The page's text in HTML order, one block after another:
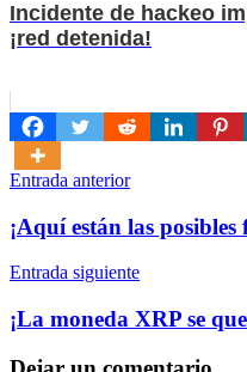
Incidente de hackeo
¡red detenida!
Navegación
de
entradas
Entrada anterior
¡Aquí están las posibles
Entrada siguiente
¡La moneda XRP se